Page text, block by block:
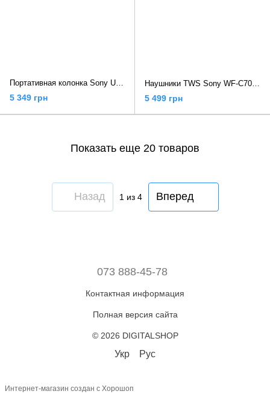
Портативная колонка Sony ULT Field 1 White (SRSULT10W.CE7)
5 349 грн
Наушники TWS Sony WF-C700N White (WFC700NW.CE7)
5 499 грн
Показать еще 20 товаров
Назад 1 из 4 Вперед
073 888-45-78
Контактная информация
Полная версия сайта
© 2026 DIGITALSHOP
Укр Рус
Интернет-магазин создан с Хорошоп